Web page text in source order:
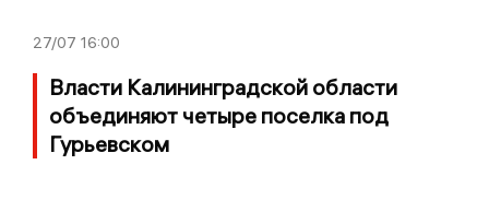
27/07 16:00
Власти Калининградской области
объединяют четыре поселка под
Гурьевском